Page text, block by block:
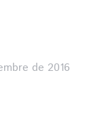
de 2016